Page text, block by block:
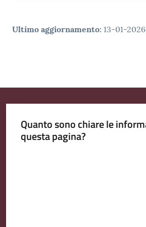
Ultimo aggiornamento: 13-01-
Quanto sono chiare le
questa pagina?